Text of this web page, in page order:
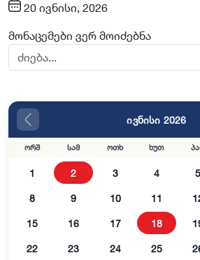
20 ივნისი, 2026
მონაცემები ვერ მოიძებნა
ივნისი 2026
ორშ სამ ოთხ ხუთ
1 2 3 4 5
8 9 10 11
15 16 17 18
22 23 24 25